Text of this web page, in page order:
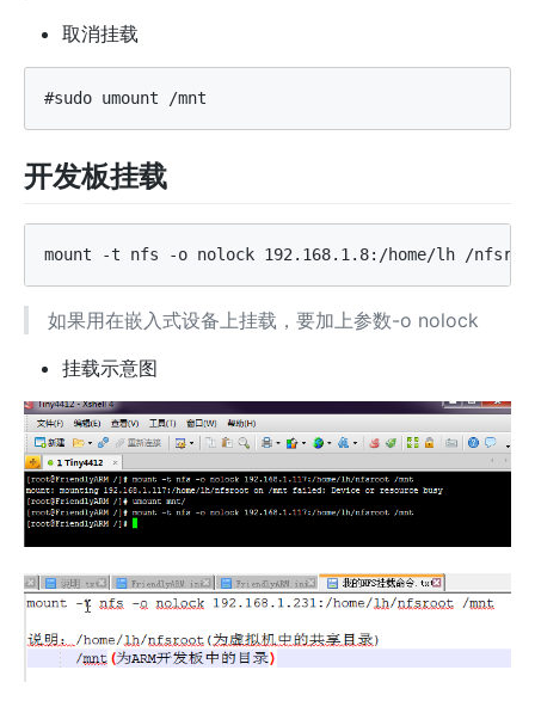
取消挂载
开发板挂载
如果用在嵌入式设备上挂载，要加上参数-o nolock
挂载示意图